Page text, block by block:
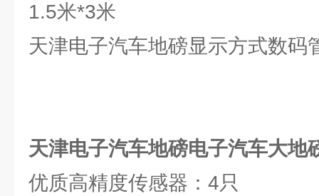
1.5米*3米
天津电子汽车地磅显示方式数码
天津电子汽车地磅电子汽车大地
优质高精度传感器：4只